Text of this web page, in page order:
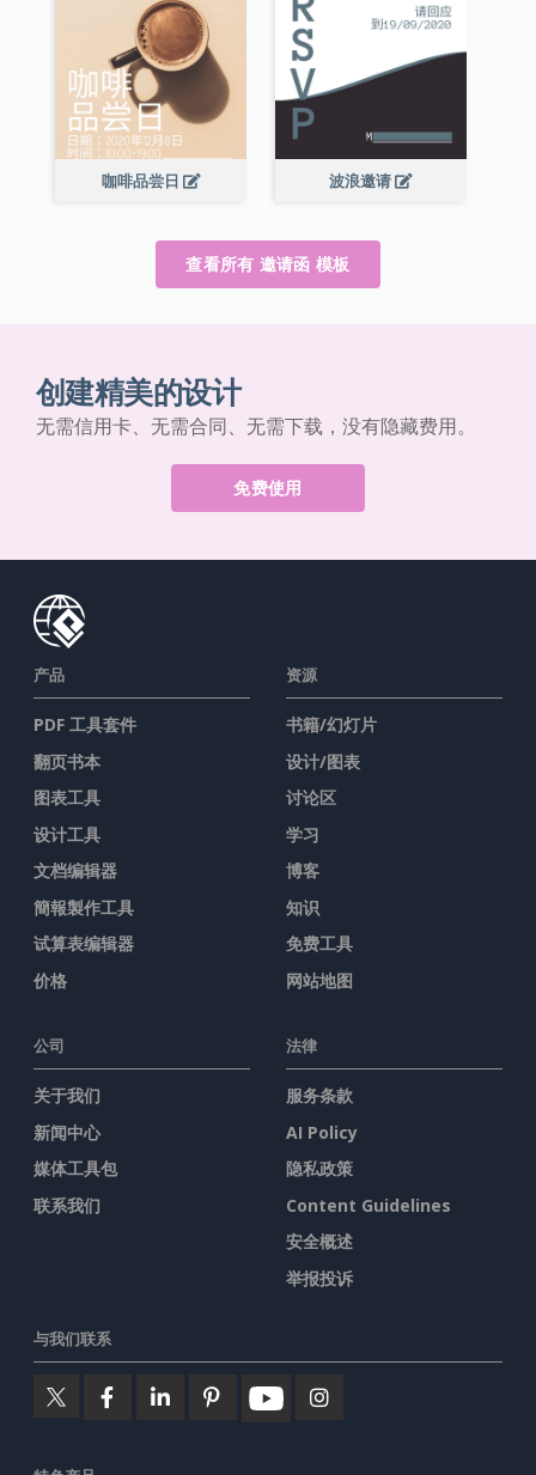
咖啡品尝日 波浪邀请
查看所有 邀请函 模板
创建精美的设计
无需信用卡、无需合同、无需下载，没有隐藏费用。
免费使用
产品
PDF 工具套件
翻页书本
图表工具
设计工具
文档编辑器
簡報製作工具
试算表编辑器
价格
资源
书籍/幻灯片
设计/图表
讨论区
学习
博客
知识
免费工具
网站地图
公司
关于我们
新闻中心
媒体工具包
联系我们
法律
服务条款
AI Policy
隐私政策
Content Guidelines
安全概述
举报投诉
与我们联系